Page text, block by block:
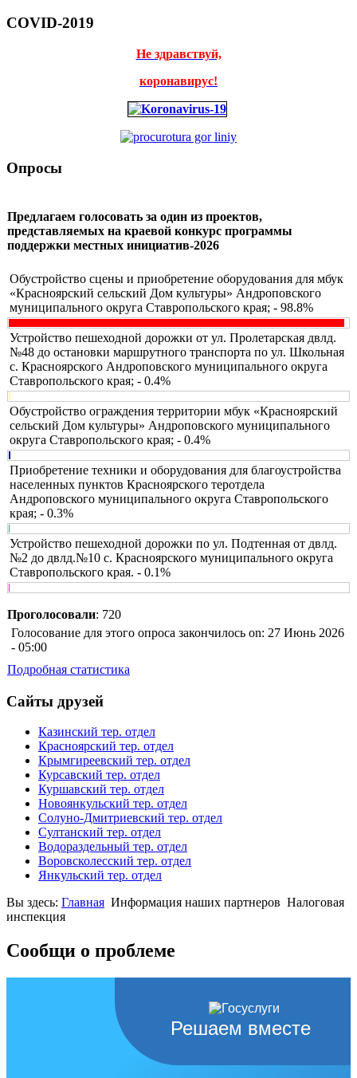
COVID-2019
Не здравствуй,
коронавирус!
Опросы
Предлагаем голосовать за один из проектов,
представляемых на краевой конкурс программы
поддержки местных инициатив-2026
Обустройство сцены и приобретение оборудования для мбук
«Красноярский сельский Дом культуры» Андроповского
муниципального округа Ставропольского края; - 98.8%
Устройство пешеходной дорожки от ул. Пролетарская двлд.
№48 до остановки маршрутного транспорта по ул. Школьная
с. Красноярского Андроповского муниципального округа
Ставропольского края; - 0.4%
Обустройство ограждения территории мбук «Красноярский
сельский Дом культуры» Андроповского муниципального
округа Ставропольского края; - 0.4%
Приобретение техники и оборудования для благоустройства
населенных пунктов Красноярского теротдела
Андроповского муниципального округа Ставропольского
края; - 0.3%
Устройство пешеходной дорожки по ул. Подтенная от двлд.
№2 до двлд.№10 с. Красноярского муниципального округа
Ставропольского края. - 0.1%
Проголосовали: 720
Голосование для этого опроса закончилось on: 27 Июнь 2026
- 05:00
Подробная статистика
Сайты друзей
Казинский тер. отдел
Красноярский тер. отдел
Крымгиреевский тер. отдел
Курсавский тер. отдел
Куршавский тер. отдел
Новоянкульский тер. отдел
Солуно-Дмитриевский тер. отдел
Султанский тер. отдел
Водораздельный тер. отдел
Воровсколесский тер. отдел
Янкульский тер. отдел
Вы здесь: Главная Информация наших партнеров Налоговая
инспекция
Сообщи о проблеме
Решаем вместе